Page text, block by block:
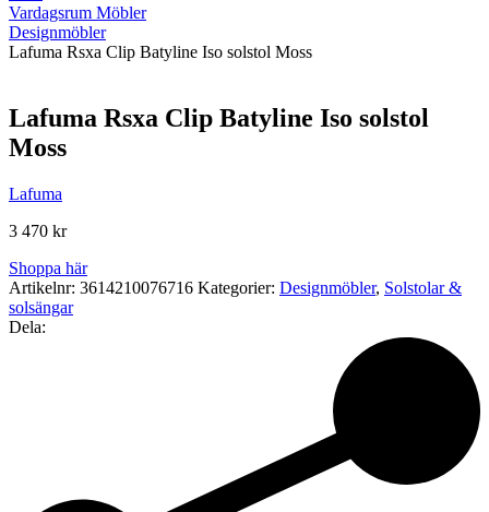
Vardagsrum Möbler
Designmöbler
Lafuma Rsxa Clip Batyline Iso solstol Moss
Lafuma Rsxa Clip Batyline Iso solstol
Moss
Lafuma
3 470 kr
Shoppa här
Artikelnr: 3614210076716 Kategorier: Designmöbler, Solstolar &
solsängar
Dela: